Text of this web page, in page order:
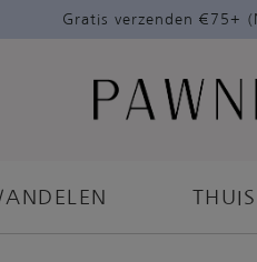
Gratis verzenden €75+
THUIS